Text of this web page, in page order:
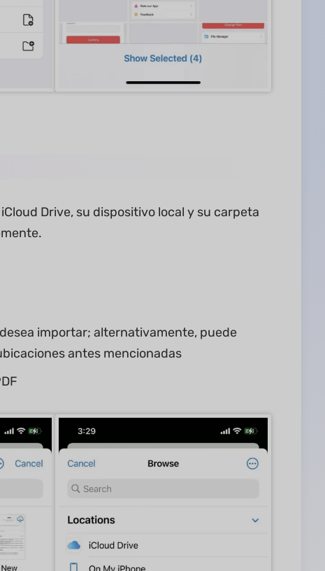
Drive, su dispositivo local y su carpeta
importar; alternativamente, puede
antes mencionadas